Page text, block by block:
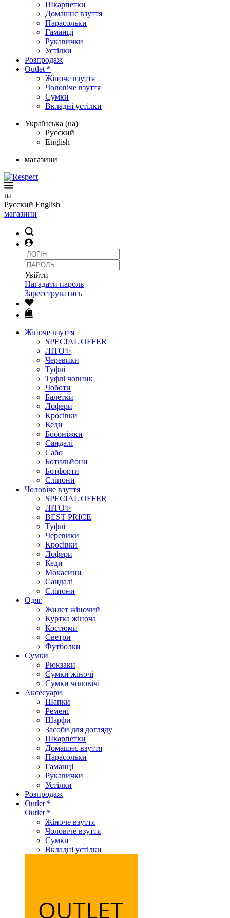
Шкарпетки
Домашнє взуття
Парасольки
Гаманці
Рукавички
Устілки
Розпродаж
Outlet *
Жіноче взуття
Чоловіче взуття
Сумки
Вкладні устілки
Українська (ua)
Русский
English
магазини
ua
Русский English
магазини
Увійти
Нагадати пароль
Зареєструватись
Жіноче взуття
SPECIAL OFFER
ЛІТО✨
Черевики
Туфлі
Туфлі човник
Чоботи
Балетки
Лофери
Кросівки
Кеди
Босоніжки
Сандалі
Сабо
Ботильйони
Ботфорти
Сліпони
Чоловіче взуття
SPECIAL OFFER
ЛІТО✨
BEST PRICE
Туфлі
Черевики
Кросівки
Лофери
Кеди
Мокасини
Сандалі
Сліпони
Одяг
Жилет жіночий
Куртка жіноча
Костюми
Светри
Футболки
Сумки
Рюкзаки
Сумки жіночі
Сумки чоловічі
Аксеcуари
Шапки
Ремені
Шарфи
Засоби для догляду
Шкарпетки
Домашнє взуття
Парасольки
Гаманці
Рукавички
Устілки
Розпродаж
Outlet *
Outlet *
Жіноче взуття
Чоловіче взуття
Сумки
Вкладні устілки